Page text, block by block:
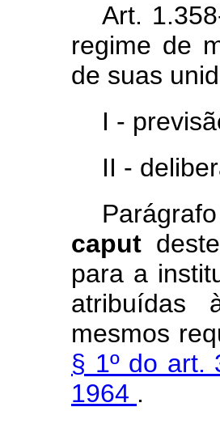
Art.
regime de
de suas
I -
II -
caput
para a
atribuídas
mesmos
§ 1º do art.
1964 .